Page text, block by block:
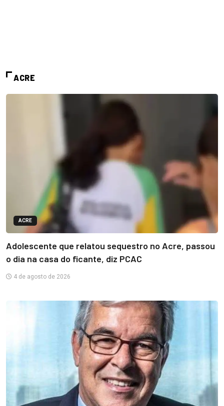
ACRE
ACRE
Adolescente que relatou sequestro no Acre, passou
o dia na casa do ficante, diz PCAC
4 de agosto de 2026